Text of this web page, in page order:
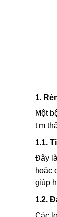
1.
Một
tìm
1.1.
Đây
hoặc
giúp
1.2.
Các